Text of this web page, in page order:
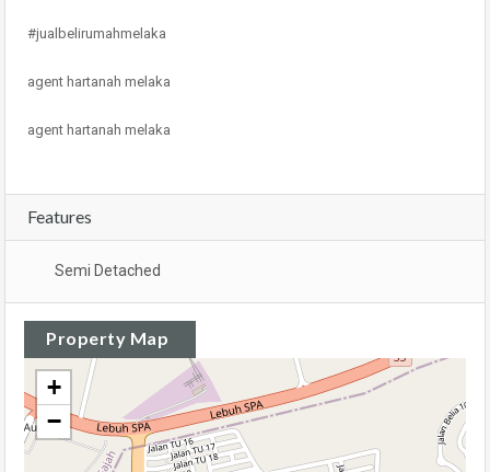
#jualbelirumahmelaka
agent hartanah melaka
agent hartanah melaka
Features
Semi Detached
Property Map
+
−